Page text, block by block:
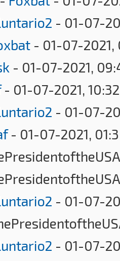
- 01-07-
- 01-07-2021,
- 01-07-2021,
- 01-07-2021,
- 01-07-
- 01-07-2021,
- 01-07-
- 01-07-